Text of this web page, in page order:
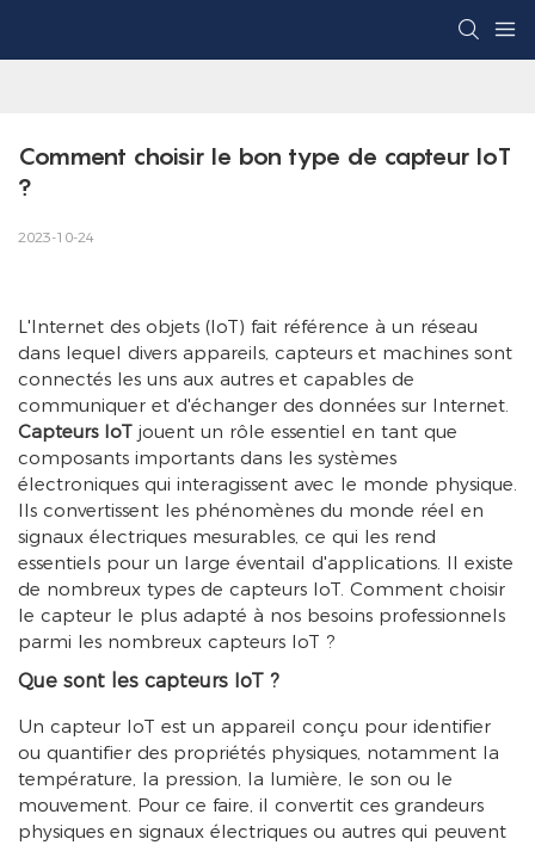
Comment choisir le bon type de capteur IoT
?
2023-10-24
L'Internet des objets (IoT) fait référence à un réseau
dans lequel divers appareils, capteurs et machines sont
connectés les uns aux autres et capables de
communiquer et d'échanger des données sur Internet.
Capteurs IoT jouent un rôle essentiel en tant que
composants importants dans les systèmes
électroniques qui interagissent avec le monde physique.
Ils convertissent les phénomènes du monde réel en
signaux électriques mesurables, ce qui les rend
essentiels pour un large éventail d'applications. Il existe
de nombreux types de capteurs IoT. Comment choisir
le capteur le plus adapté à nos besoins professionnels
parmi les nombreux capteurs IoT ?
Que sont les capteurs IoT ?
Un capteur IoT est un appareil conçu pour identifier
ou quantifier des propriétés physiques, notamment la
température, la pression, la lumière, le son ou le
mouvement. Pour ce faire, il convertit ces grandeurs
physiques en signaux électriques ou autres qui peuvent